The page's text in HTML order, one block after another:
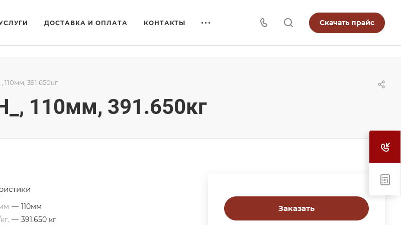
ДОСТАВКА И ОПЛАТА КОНТАКТЫ Скачать прайс
110мм, 391.650кг
110мм, 391.650кг
Заказать
— 110мм
— 391.650 кг